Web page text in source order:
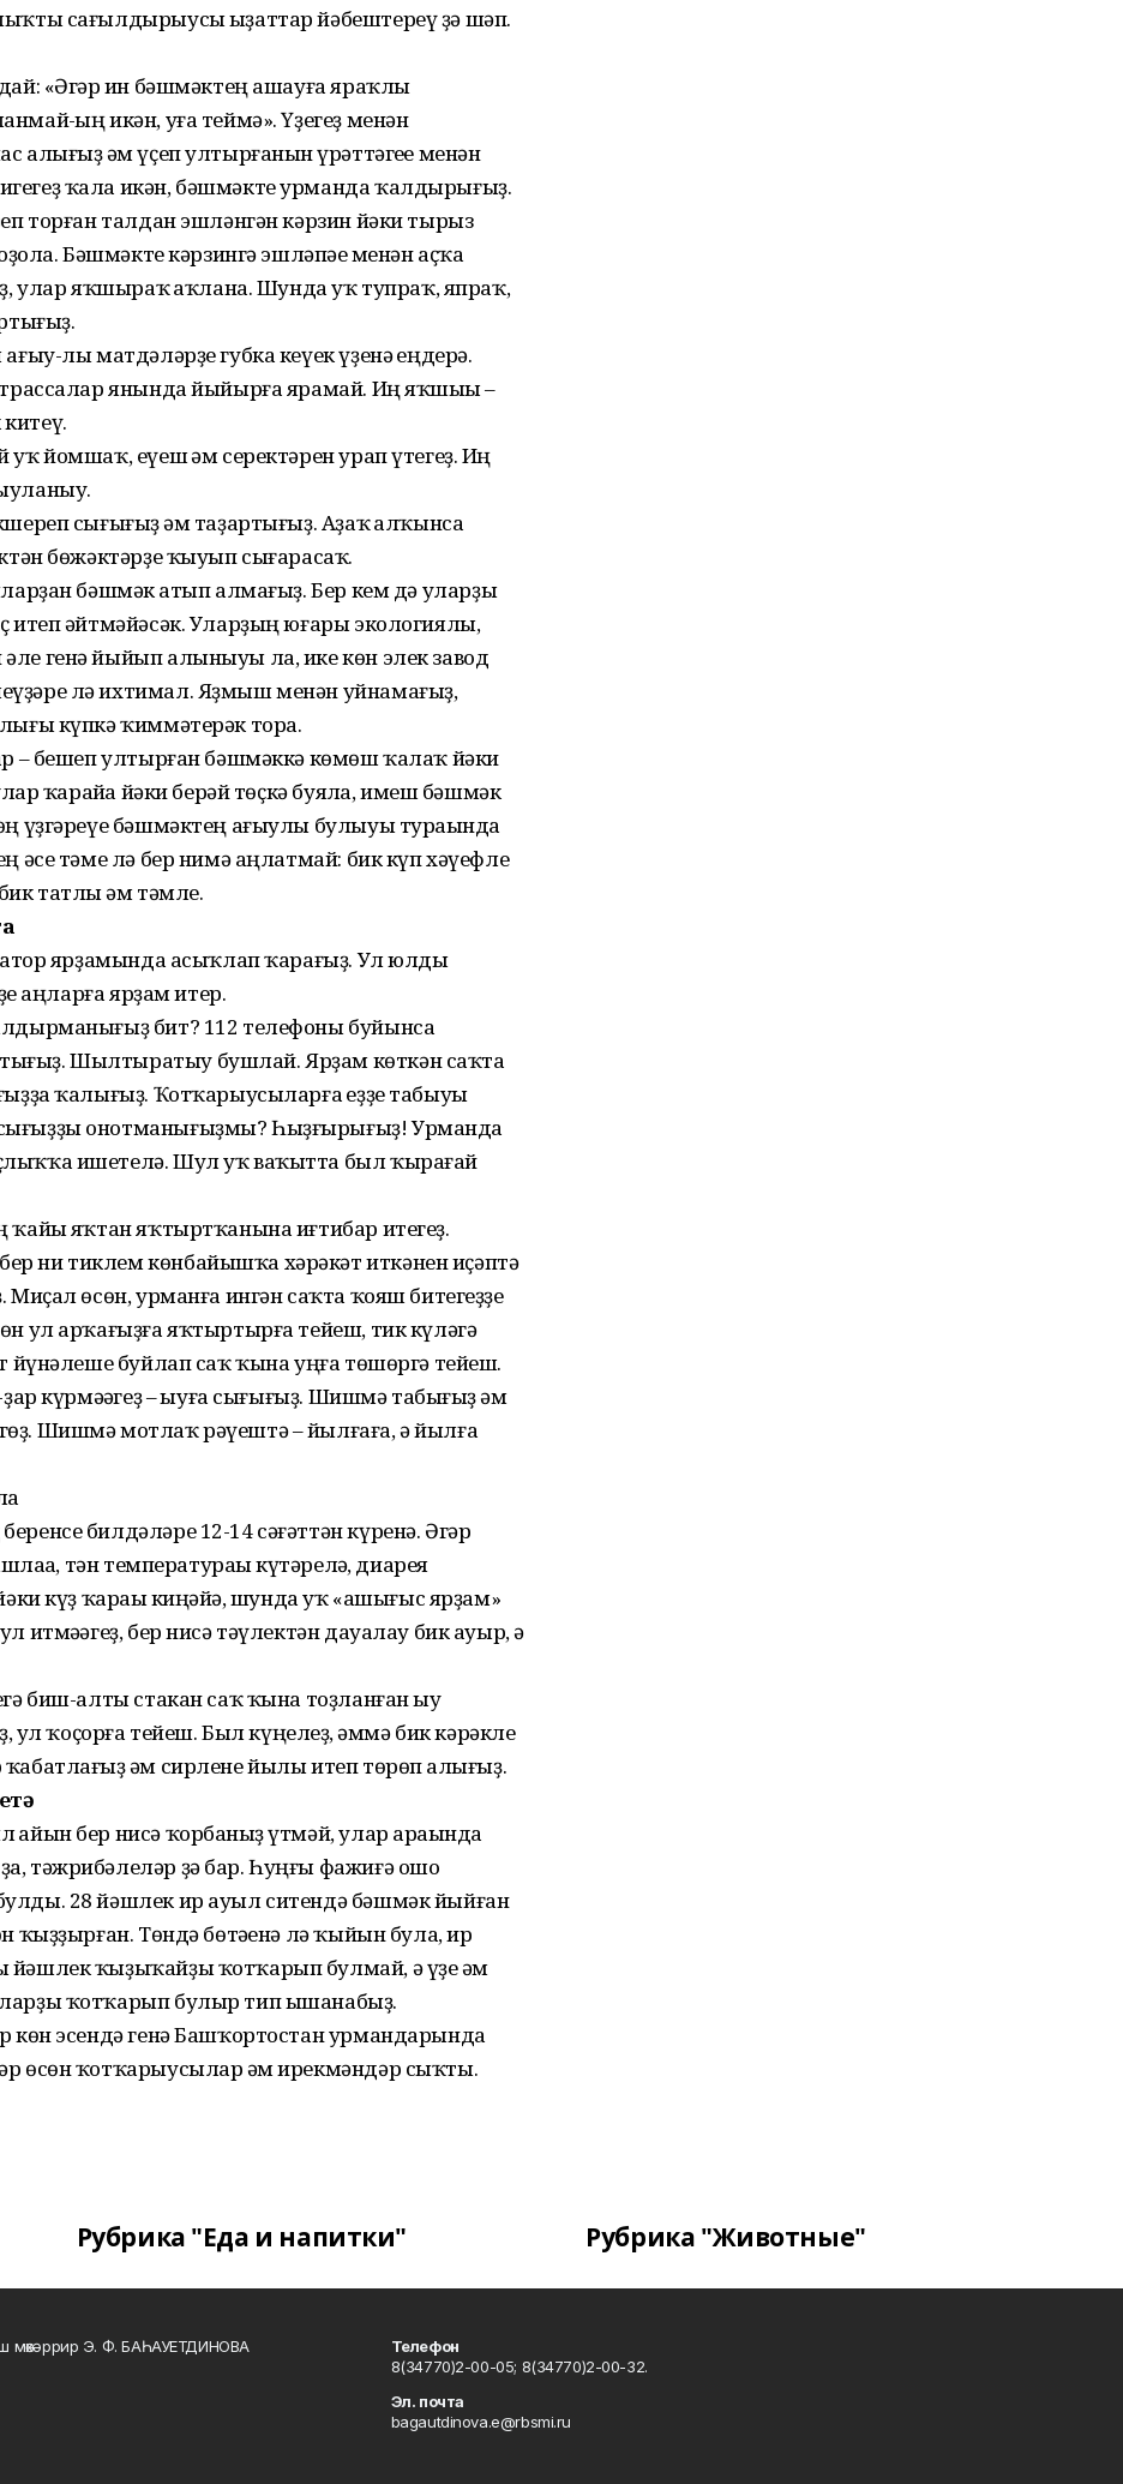
сағылдырыусы һыҙаттар йәбештереү ҙә шәп.
«Әгәр һин бәшмәктең ашауға яраҡлы
һың икән, уға теймә». Үҙегеҙ менән
алығыҙ һәм үҫеп ултырғанын һүрәттәгеһе менән
ҡала икән, бәшмәкте урманда ҡалдырығыҙ.
торған талдан эшләнгән кәрзин йәки тырыз
Бәшмәкте кәрзингә эшләпәһе менән аҫҡа
улар яҡшыраҡ һаҡлана. Шунда уҡ тупраҡ, япраҡ,
лы матдәләрҙе губка кеүек үҙенә һеңдерә.
янында йыйырға ярамай. Иң яҡшыһы –
йомшаҡ, еүеш һәм серектәрен урап үтегеҙ. Иң
сығығыҙ һәм таҙартығыҙ. Аҙаҡ һалҡынса
бөжәктәрҙе ҡыуып сығарасаҡ.
бәшмәк һатып алмағыҙ. Бер кем дә уларҙы
итеп әйтмәйәсәк. Уларҙың юғары экологиялы,
генә йыйып алыныуы ла, ике көн элек завод
лә ихтимал. Яҙмыш менән уйнамағыҙ,
күпкә ҡиммәтерәк тора.
– бешеп ултырған бәшмәккә көмөш ҡалаҡ йәки
ҡарайһа йәки берәй төҫкә буялһа, имеш бәшмәк
үҙгәреүе бәшмәктең ағыулы булыуы тураһында
әсе тәме лә бер нимә аңлатмай: бик күп хәүефле
татлы һәм тәмле.
ярҙамында асыҡлап ҡарағыҙ. Ул юлды
аңларға ярҙам итер.
бит? 112 телефоны буйынса
Шылтыратыу бушлай. Ярҙам көткән саҡта
ҡалығыҙ. Ҡотҡарыусыларға һеҙҙе табыуы
онотманығыҙмы? Һыҙғырығыҙ! Урманда
ишетелә. Шул уҡ ваҡытта был ҡырағай
яҡтан яҡтыртҡанына иғтибар итегеҙ.
ни тиклем көнбайышҡа хәрәкәт иткәнен иҫәптә
өсөн, урманға ингән саҡта ҡояш битегеҙҙе
ул арҡағыҙға яҡтыртырға тейеш, тик күләгә
йүнәлеше буйлап саҡ ҡына уңға төшөргә тейеш.
күрмәһәгеҙ – һыуға сығығыҙ. Шишмә табығыҙ һәм
Шишмә мотлаҡ рәүештә – йылғаға, ә йылға
билдәләре 12-14 сәғәттән күренә. Әгәр
тән температураһы күтәрелһә, диарея
күҙ ҡараһы киңәйһә, шунда уҡ «ашығыс ярҙам»
итмәһәгеҙ, бер нисә тәүлектән дауалау бик ауыр, ә
биш-алты стакан саҡ ҡына тоҙланған һыу
ул ҡоҫорға тейеш. Был күңелһеҙ, әммә бик кәрәкле
һәм сирлене йылы итеп төрөп һалығыҙ.
бер нисә ҡорбанһыҙ үтмәй, улар араһында
тәжрибәлеләр ҙә бар. Һуңғы фажиғә ошо
28 йәшлек ир ауыл ситендә бәшмәк йыйған
ҡыҙҙырған. Төндә бөтәһенә лә ҡыйын була, ир
ҡыҙыҡайҙы ҡотҡарып булмай, ә үҙе һәм
ҡотҡарып булыр тип ышанабыҙ.
көн эсендә генә Башҡортостан урмандарында
өсөн ҡотҡарыусылар һәм ирекмәндәр сыҡты.
Рубрика "Еда и напитки" Рубрика "Животные"
мөхәррир Э. Ф. БАҺАУЕТДИНОВА
Телефон
8(34770)2-00-05; 8(34770)2-00-32.
Эл. почта
bagautdinova.e@rbsmi.ru